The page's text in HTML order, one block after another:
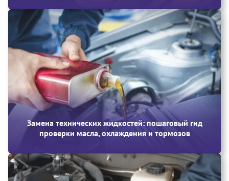
Замена технических жидкостей: пошаговый гид
проверки масла, охлаждения и тормозов